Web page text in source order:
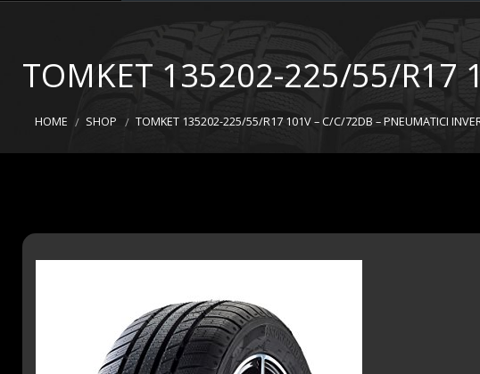
TOMKET 135202-225/55/R17
HOME SHOP TOMKET 135202-225/55/R17 101V – C/C/72DB – PNEUMATICI